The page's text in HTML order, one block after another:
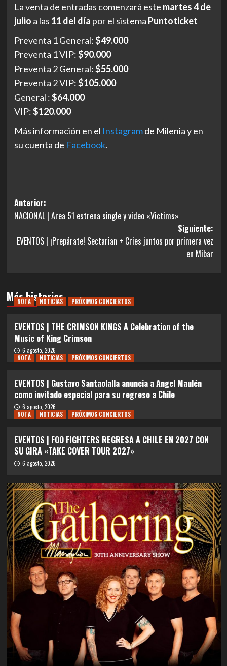
La venta de entradas comenzará este martes 4 de
julio a las 11 del día por el sistema Puntoticket
Preventa 1 General:$49.000
Preventa 1 VIP:$90.000
Preventa 2 General:$55.000
Preventa 2 VIP:$105.000
General :$64.000
VIP:$120.000
Más información en el Instagramde Milenia y en
su cuenta de Facebook.
Navegación
de
entradas
Anterior:
NACIONAL | Area 51 estrena single y video «Victims»
Siguiente:
EVENTOS | ¡Prepárate! Sectarian + Cries juntos por primera vez
en Mibar
Más historias
NOTA NOTICIAS PRÓXIMOS CONCIERTOS
EVENTOS | THE CRIMSON KINGS A Celebration of the
Music of King Crimson
6 agosto, 2026
NOTA
NOTICIAS PRÓXIMOS CONCIERTOS
EVENTOS | Gustavo Santaolalla anuncia a Angel Maulén
como invitado especial para su regreso a Chile
6 agosto, 2026
NOTA
NOTICIAS PRÓXIMOS CONCIERTOS
EVENTOS | FOO FIGHTERS REGRESA A CHILE EN 2027 CON
SU GIRA «TAKE COVER TOUR 2027»
6 agosto, 2026